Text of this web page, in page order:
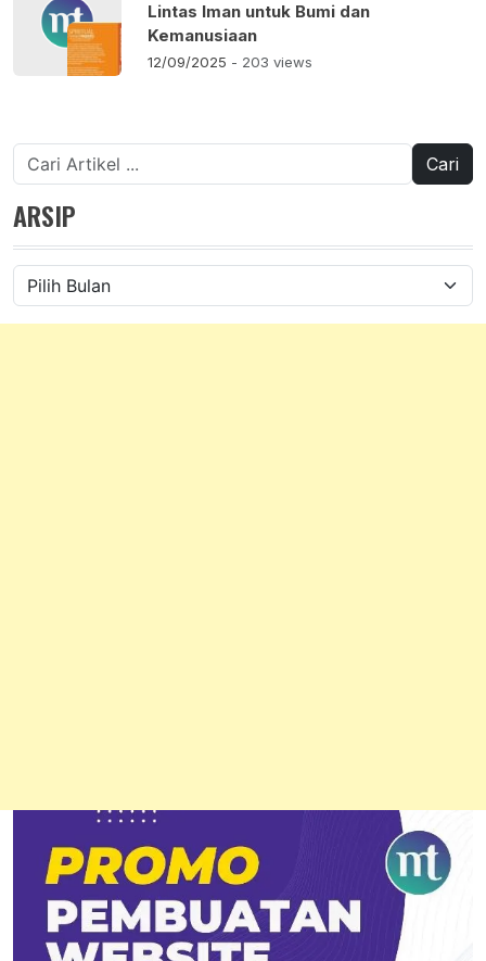
Lintas Iman untuk Bumi dan
Kemanusiaan
12/09/2025 - 203 views
Cari
untuk:
ARSIP
Arsip